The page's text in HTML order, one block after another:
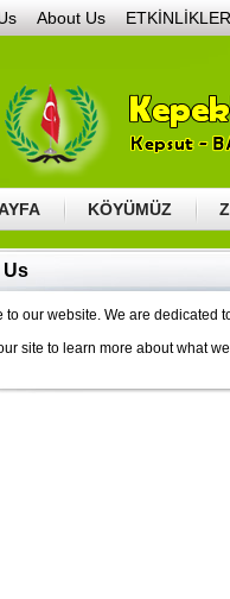
About Us
ETKİNLİKLER
ETKİNLİKLERİ – 2015
İLETİŞİM
KÖYÜMÜZ
KÖYÜMÜZ
to our website. We are dedicated
site to learn more about what